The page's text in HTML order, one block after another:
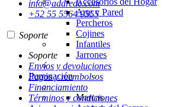
Arte y Pared
Percheros
Cojines
Infantiles
Jarrones
Iluminación
Marcas
info@addrede.com
+52 55 5564 9555
Soporte
Soporte
Envíos y devoluciones
Pagos y reembolsos
Financiamiento
Términos y condiciones